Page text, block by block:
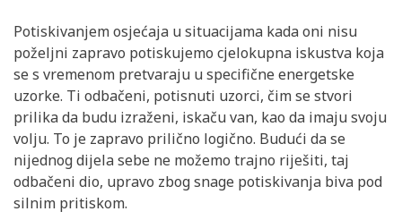
Potiskivanjem osjećaja u situacijama kada oni nisu
poželjni zapravo potiskujemo cjelokupna iskustva koja
se s vremenom pretvaraju u specifične energetske
uzorke. Ti odbačeni, potisnuti uzorci, čim se stvori
prilika da budu izraženi, iskaču van, kao da imaju svoju
volju. To je zapravo prilično logično. Budući da se
nijednog dijela sebe ne možemo trajno riješiti, taj
odbačeni dio, upravo zbog snage potiskivanja biva pod
silnim pritiskom.